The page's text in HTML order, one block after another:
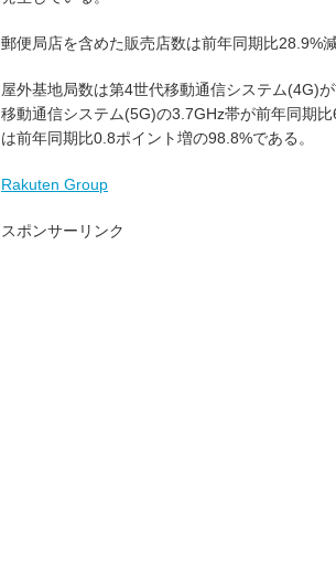
郵便局店を含めた販売店数は前年同期比28.9%
屋外基地局数は第4世代移動通信システム(4G)
移動通信システム(5G)の3.7GHz帯が前年同期
は前年同期比0.8ポイント増の98.8%である。
Rakuten Group
スポンサーリンク